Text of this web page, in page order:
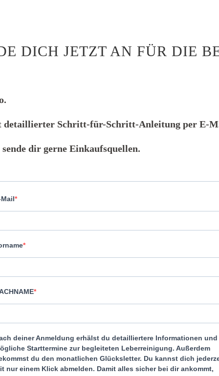
DICH JETZT AN FÜR DIE
Schritt-für-Schritt-Anleitung per E-
dir gerne Einkaufsquellen.
deiner Anmeldung erhälst du detailliertere Informationen und
Starttermine zur begleiteten Leberreinigung. Außerdem
du den monatlichen Glücksletter. Du kannst dich
nur einem Klick abmelden. Damit alles sicher bei dir ankommt,